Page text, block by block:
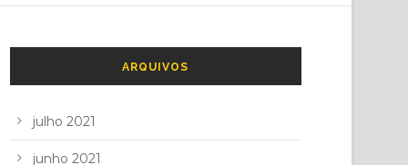
ARQUIVOS
julho 2021
junho 2021